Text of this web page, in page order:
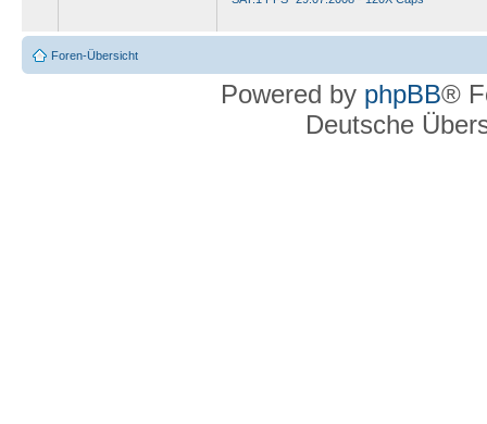
Foren-Übersicht
Powered by phpBB®
Deutsche